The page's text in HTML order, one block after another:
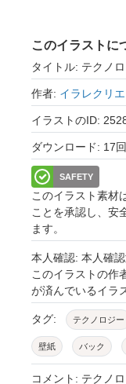
このイラストに
タイトル: テクノ
作者: イラレクリエ
イラストのID:
ダウンロード: 17回
SAFETY
このイラスト素材
ことを承認し、安
ます。
本人確認: 本人確
このイラストの作
が済んでいるイラ
タグ: テクノロジー
壁紙 バック
クール ターコイ
コメント: テクノ